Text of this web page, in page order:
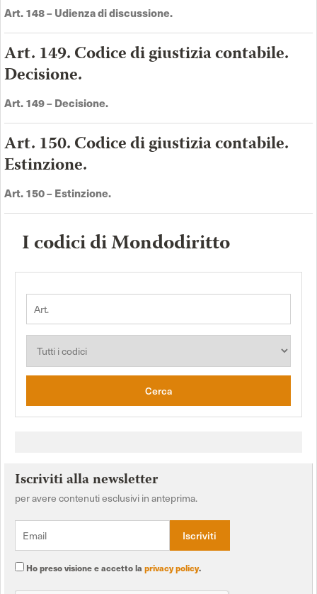
Art. 148 –Udienza di discussione.
Art. 149. Codice di giustizia contabile.
Decisione.
Art. 149 –Decisione.
Art. 150. Codice di giustizia contabile.
Estinzione.
Art. 150 –Estinzione.
I codici di Mondodiritto
Cerca
Iscriviti alla newsletter
per avere contenuti esclusivi in anteprima.
Ho preso visione e accetto la privacy policy.